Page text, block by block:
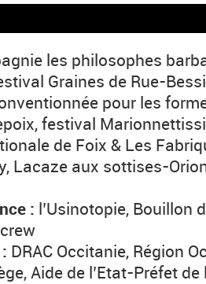
les philosophes
Graines de Rue-
pour les
festival
de Foix & Les
Lacaze aux sottises-
: l’Usinotopie, Bouillon
DRAC Occitanie, Région
Aide de l’Etat-Préfet